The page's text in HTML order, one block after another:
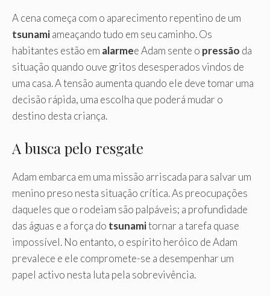
A cena começa com o aparecimento repentino de um
tsunamiameaçando tudo em seu caminho. Os
habitantes estão em alarmee Adam sente o pressão da
situação quando ouve gritos desesperados vindos de
uma casa. A tensão aumenta quando ele deve tomar uma
decisão rápida, uma escolha que poderá mudar o
destino desta criança.
A busca pelo resgate
Adam embarca em uma missão arriscada para salvar um
menino preso nesta situação crítica. As preocupações
daqueles que o rodeiam são palpáveis; a profundidade
das águas e a força do tsunamitornar a tarefa quase
impossível. No entanto, o espírito heróico de Adam
prevalece e ele compromete-se a desempenhar um
papel activo nesta luta pela sobrevivência.